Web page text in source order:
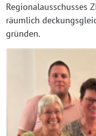
Regionalausschusses
räumlich
gründen.